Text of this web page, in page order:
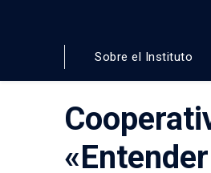
Y TERRITORIALES
FACULTAD DE
Sobre el Instituto